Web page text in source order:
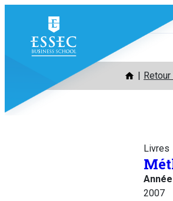
contenu
Livres
Année
2007